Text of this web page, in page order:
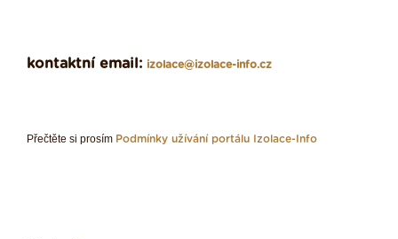
kontaktní email: izolace@izolace-info.cz
Přečtěte si prosím Podmínky užívání portálu Izolace-Info